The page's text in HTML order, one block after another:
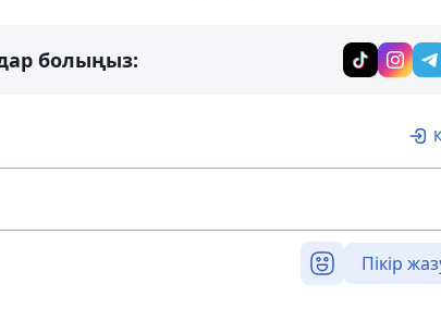
болыңыз:
Пікір